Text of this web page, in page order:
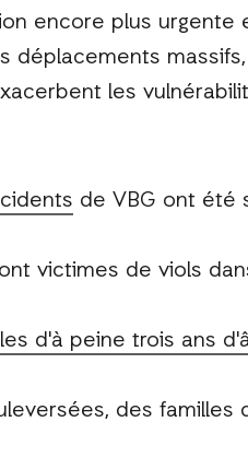
encore plus urgente
déplacements
les
de VBG ont été
victimes de viols
d'à peine trois ans
des familles